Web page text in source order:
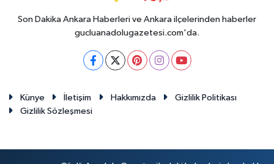
Son Dakika Ankara Haberleri ve Ankara ilçelerinden haberler
gucluanadolugazetesi.com'da.
Künye İletişim Hakkımızda
Gizlilik Politikası
Gizlilik Sözleşmesi